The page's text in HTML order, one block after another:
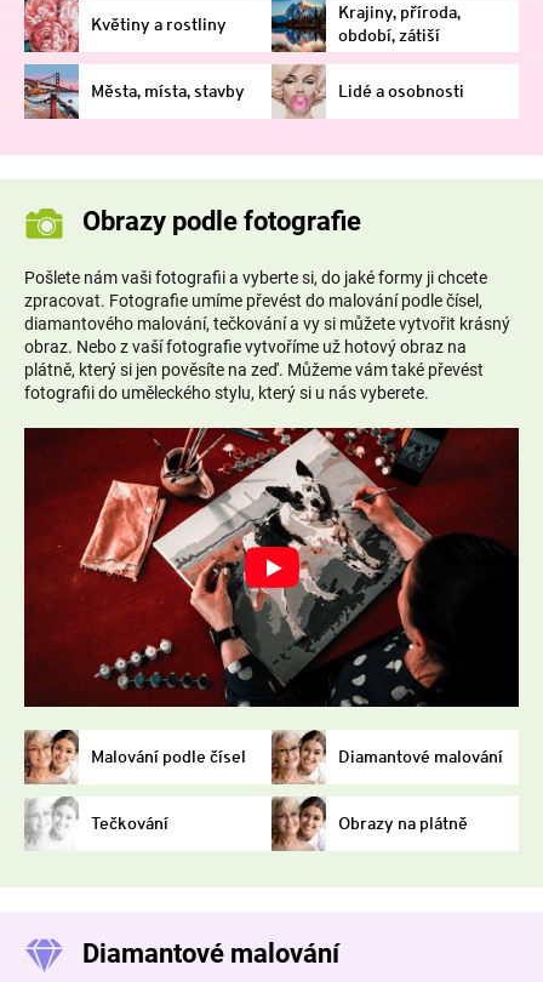
Květiny a rostliny
Krajiny, příroda,
období, zátiší
Města, místa, stavby Lidé a osobnosti
Obrazy podle fotografie
Pošlete nám vaši fotografii a vyberte si, do jaké formy ji chcete
zpracovat. Fotografie umíme převést do malování podle čísel,
diamantového malování, tečkování a vy si můžete vytvořit krásný
obraz. Nebo z vaší fotografie vytvoříme už hotový obraz na
plátně, který si jen pověsíte na zeď. Můžeme vám také převést
fotografii do uměleckého stylu, který si u nás vyberete.
Malování podle čísel Diamantové malování
Tečkování Obrazy na plátně
Diamantové malování